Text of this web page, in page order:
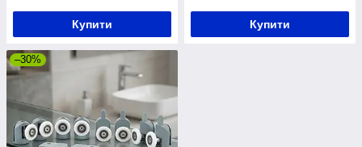
Купити Купити
–30%